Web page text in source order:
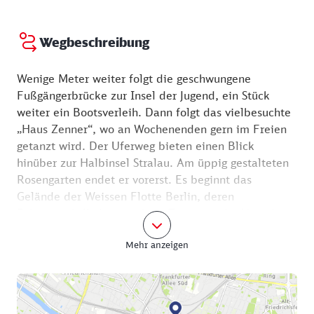
Wegbeschreibung
Wenige Meter weiter folgt die geschwungene
Fußgängerbrücke zur Insel der Jugend, ein Stück
weiter ein Bootsverleih. Dann folgt das vielbesuchte
„Haus Zenner“, wo an Wochenenden gern im Freien
getanzt wird. Der Uferweg bieten einen Blick
hinüber zur Halbinsel Stralau. Am üppig gestalteten
Rosengarten endet er vorerst. Es beginnt das
Gelände der Weissen Flotte Berlin, deren
Fahrgastschiffe hier zu ihren Touren in die Umgebung
von Berlin starten. Der Wanderweg führt nun
geradewegs auf den S-Bahnhof Treptower Park zu.
abzukürzen.
Mehr anzeigen